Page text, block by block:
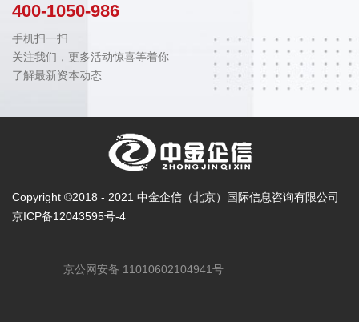
400-1050-986
手机扫一扫
关注我们，更多活动惊喜等着你
了解最新资本动态
Copyright ©2018 - 2021 中金企信（北京）国际信息咨询有限公司
京ICP备12043595号-4
京公网安备 11010602104941号